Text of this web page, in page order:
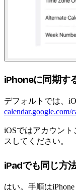
iPhoneに同期す
デフォルトでは、
calendar.google.com/
iOSではアカウント
スしてください。
iPadでも同じ方
はい。手順は